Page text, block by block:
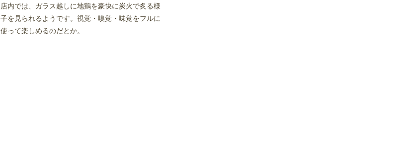
店内では、ガラス越しに地鶏を豪快に炭火で炙る様
子を見られるようです。視覚・嗅覚・味覚をフルに
使って楽しめるのだとか。